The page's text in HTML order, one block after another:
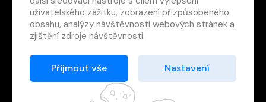
uživatelského zážitku, zobrazení přizpůsobeného
obsahu, analýzy návštěvnosti webových stránek a
zjištění zdroje návštěvnosti.
Přijmout vše Nastavení
Ochrana soukromí
Nastavení cookies
E-shop
© 2026 Nakladatelství CREW s.r.o. Všechna práva